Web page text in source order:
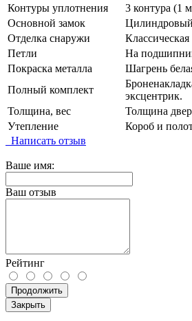
Контуры уплотнения
3 контура (1
Основной замок
Цилиндровый
Отделка снаружи
Петли
На
Покраска металла
Шагрень
Полный комплект
эксцентрик.
Толщина, вес
Толщина
Утепление
Короб и
Написать отзыв
Ваше имя:
Ваш отзыв
Рейтинг
Продолжить
Закрыть